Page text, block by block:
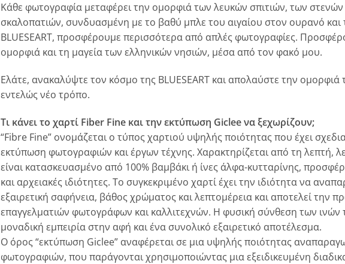
Κάθε φωτογραφία μεταφέρει την ομορφιά των λευκών σπιτιών, των στενών
σκαλοπατιών, συνδυασμένη με το βαθύ μπλε του αιγαίου στον ουρανό
BLUESEART, προσφέρουμε περισσότερα από απλές φωτογραφίες.
ομορφιά και τη μαγεία των ελληνικών νησιών, μέσα από τον φακό μου.
Ελάτε, ανακαλύψτε τον κόσμο της BLUESEART και απολαύστε την
εντελώς νέο τρόπο.
Τι κάνει το χαρτί Fiber Fine και την εκτύπωση Giclee να ξεχωρίζουν;
“Fibre Fine” ονομάζεται ο τύπος χαρτιού υψηλής ποιότητας που έχει
εκτύπωση φωτογραφιών και έργων τέχνης. Χαρακτηρίζεται από τη λεπτή,
είναι κατασκευασμένο από 100% βαμβάκι ή ίνες άλφα-κυτταρίνης,
και αρχειακές ιδιότητες. Το συγκεκριμένο χαρτί έχει την ιδιότητα να
εξαιρετική σαφήνεια, βάθος χρώματος και λεπτομέρεια και αποτελεί την
επαγγελματιών φωτογράφων και καλλιτεχνών. Η φυσική σύνθεση των ινών
μοναδική εμπειρία στην αφή και ένα συνολικό εξαιρετικό αποτέλεσμα.
Ο όρος “εκτύπωση Giclee” αναφέρεται σε μια υψηλής ποιότητας
φωτογραφιών, που παράγονται χρησιμοποιώντας μια εξειδικευμένη